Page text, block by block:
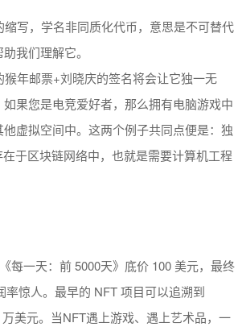
缩写，学名非同质化代币，意思是不可替代
我们理解它。
年邮票+刘晓庆的签名将会让它独一无
果您是电竞爱好者，那么拥有电脑游戏中
虚拟空间中。这两个例子共同点便是：独
于区块链网络中，也就是需要计算机工程
每一天：前 5000天》底价 100 美元，最终
惊人。最早的 NFT 项目可以追溯到
美元。当NFT遇上游戏、遇上艺术品，一